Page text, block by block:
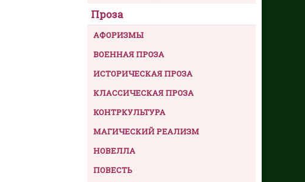
Проза
АФОРИЗМЫ
ВОЕННАЯ ПРОЗА
ИСТОРИЧЕСКАЯ ПРОЗА
КЛАССИЧЕСКАЯ ПРОЗА
КОНТРКУЛЬТУРА
МАГИЧЕСКИЙ РЕАЛИЗМ
НОВЕЛЛА
ПОВЕСТЬ